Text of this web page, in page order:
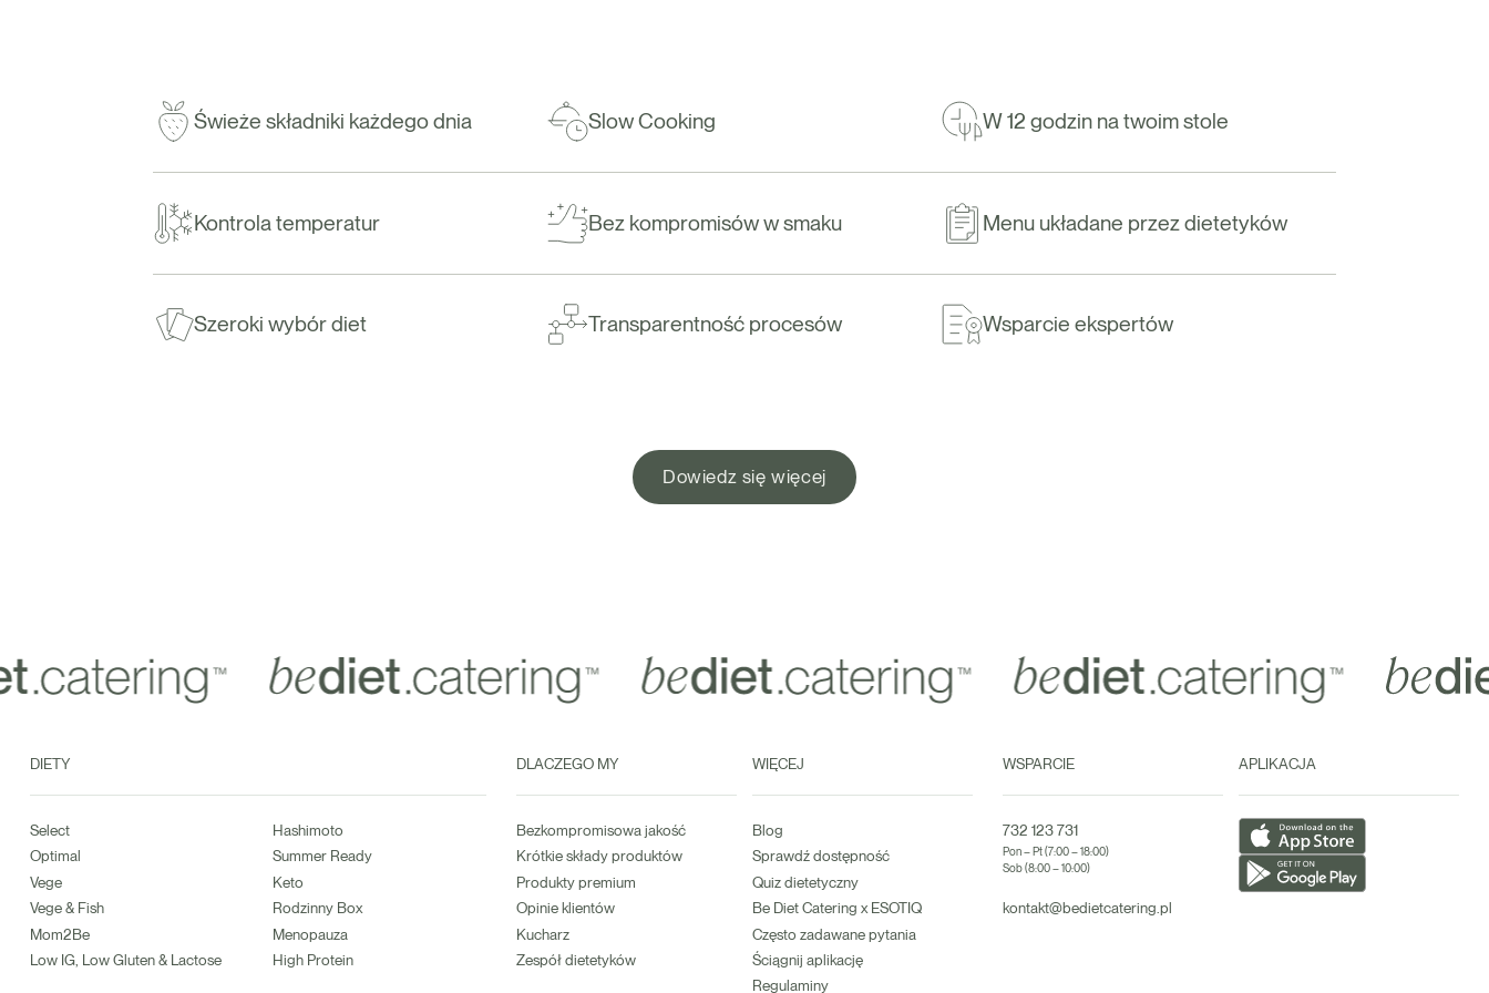
Świeże składniki każdego dnia Slow Cooking W 12 godzin na twoim stole
Kontrola temperatur Bez kompromisów w smaku Menu układane przez dietetyków
Szeroki wybór diet Transparentność procesów Wsparcie ekspertów
Dowiedz się więcej
DIETY
Select
Optimal
Vege
Vege & Fish
Mom2Be
Low IG, Low Gluten & Lactose
Hashimoto
Summer Ready
Keto
Rodzinny Box
Menopauza
High Protein
DLACZEGO MY
Bezkompromisowa jakość
Krótkie składy produktów
Produkty premium
Opinie klientów
Kucharz
Zespół dietetyków
WIĘCEJ
Blog
Sprawdź dostępność
Quiz dietetyczny
Be Diet Catering x ESOTIQ
Często zadawane pytania
Ściągnij aplikację
Regulaminy
WSPARCIE
732 123 731
Pon – Pt (7:00 – 18:00)
Sob (8:00 – 10:00)
kontakt@bedietcatering.pl
APLIKACJA